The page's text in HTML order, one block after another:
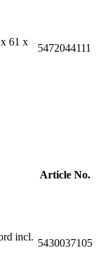
61 x
5472044111
Article No.
incl.
5430037105